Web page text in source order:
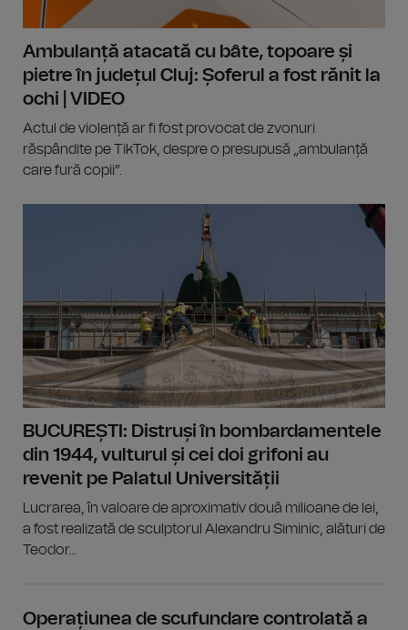
Ambulanță atacată cu bâte, topoare și
pietre în județul Cluj: Șoferul a fost rănit la
ochi | VIDEO
Actul de violență ar fi fost provocat de zvonuri
răspândite pe TikTok, despre o presupusă „ambulanță
care fură copii”.
BUCUREȘTI: Distruși în bombardamentele
din 1944, vulturul și cei doi grifoni au
revenit pe Palatul Universității
Lucrarea, în valoare de aproximativ două milioane de lei,
a fost realizată de sculptorul Alexandru Siminic, alături de
Teodor...
Operațiunea de scufundare controlată a